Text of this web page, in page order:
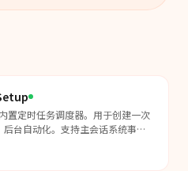
置定时任务调度器。用于创建一次
台自动化。支持主会话系统事件